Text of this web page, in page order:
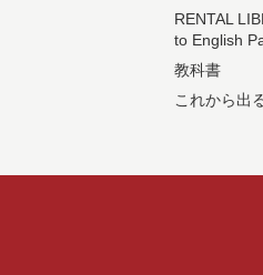
RENTAL
to English
教科書
これから出